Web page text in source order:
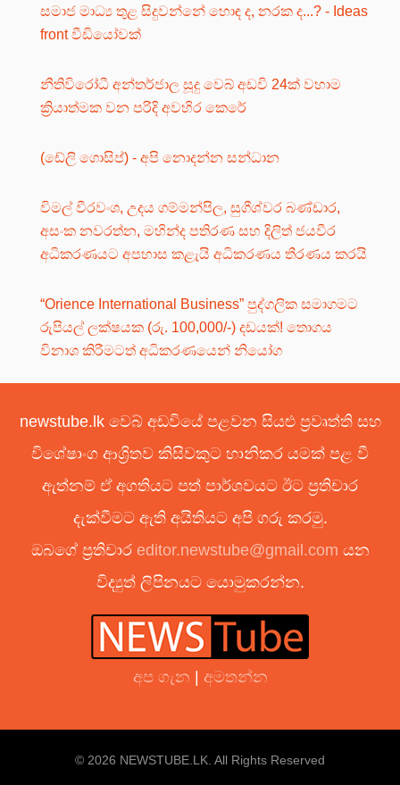
සමාජ මාධ්‍ය තුළ සිදුවන්නේ හොඳ ද, නරක ද...? - Ideas
front වීඩියෝවක්
නීතිවිරෝධී අන්තර්ජාල සූදු වෙබ් අඩවි 24ක් වහාම
ක්‍රියාත්මක වන පරිදි අවහිර කෙරේ
(ඩේලි ගොසිප්) - අපි නොදන්න සන්ධාන
විමල් වීරවංශ, උදය ගම්මන්පිල, සුගීශ්වර බණ්ඩාර,
අසංක නවරත්න, මහින්ද පතිරණ සහ දිලිත් ජයවීර
අධිකරණයට අපහාස කළැයි අධිකරණය තීරණය කරයි
“Orience International Business” පුද්ගලික සමාගමට
රුපියල් ලක්ෂයක (රු. 100,000/-) දඩයක්! තොගය
විනාශ කිරීමටත් අධිකරණයෙන් නියෝග
newstube.lk වෙබ් අඩවියේ පළවන සියළු ප්‍රවෘත්ති සහ
විශේෂාංග ආශ්‍රිතව කිසිවකුට හානිකර යමක් පළ වී
ඇත්නම් ඒ අගතියට පත් පාර්ශවයට ඊට ප්‍රතිචාර
දැක්වීමට ඇති අයිතියට අපි ගරු කරමු.
ඔබගේ ප්‍රතිචාර editor.newstube@gmail.com යන
විද්‍යුත් ලිපිනයට යොමුකරන්න.
අප ගැන | අමතන්න
© 2026 NEWSTUBE.LK. All Rights Reserved